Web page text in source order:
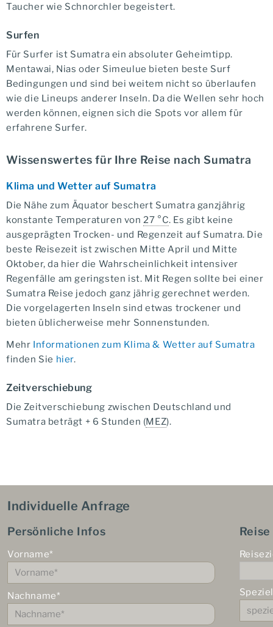
Taucher wie Schnorchler begeistert.
Surfen
Für Surfer ist Sumatra ein absoluter Geheimtipp.
Mentawai, Nias oder Simeulue bieten beste Surf
Bedingungen und sind bei weitem nicht so überlaufen
wie die Lineups anderer Inseln. Da die Wellen sehr hoch
werden können, eignen sich die Spots vor allem für
erfahrene Surfer.
Wissenswertes für Ihre Reise nach Sumatra
Klima und Wetter auf Sumatra
Die Nähe zum Äquator beschert Sumatra ganzjährig
konstante Temperaturen von27 °C. Es gibt keine
ausgeprägten Trocken- und Regenzeit auf Sumatra. Die
beste Reisezeit ist zwischen Mitte April und Mitte
Oktober, da hier die Wahrscheinlichkeit intensiver
Regenfälle am geringsten ist. Mit Regen sollte bei einer
Sumatra Reise jedoch ganz jährig gerechnet werden.
Die vorgelagerten Inseln sind etwas trockener und
bieten üblicherweise mehr Sonnenstunden.
Mehr Informationen zum Klima & Wetter auf Sumatra
finden Sie hier.
Zeitverschiebung
Die Zeitverschiebung zwischen Deutschland und
Sumatra beträgt + 6 Stunden (MEZ).
Individuelle Anfrage
Persönliche Infos
Vorname*
Nachname*